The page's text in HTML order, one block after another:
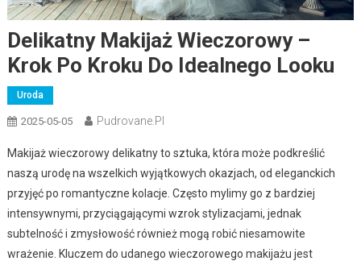
Delikatny Makijaż Wieczorowy –
Krok Po Kroku Do Idealnego Looku
Uroda
2025-05-05 Pudrovane.pl
Makijaż wieczorowy delikatny to sztuka, która może podkreślić
naszą urodę na wszelkich wyjątkowych okazjach, od eleganckich
przyjęć po romantyczne kolacje. Często mylimy go z bardziej
intensywnymi, przyciągającymi wzrok stylizacjami, jednak
subtelność i zmysłowość również mogą robić niesamowite
wrażenie. Kluczem do udanego wieczorowego makijażu jest